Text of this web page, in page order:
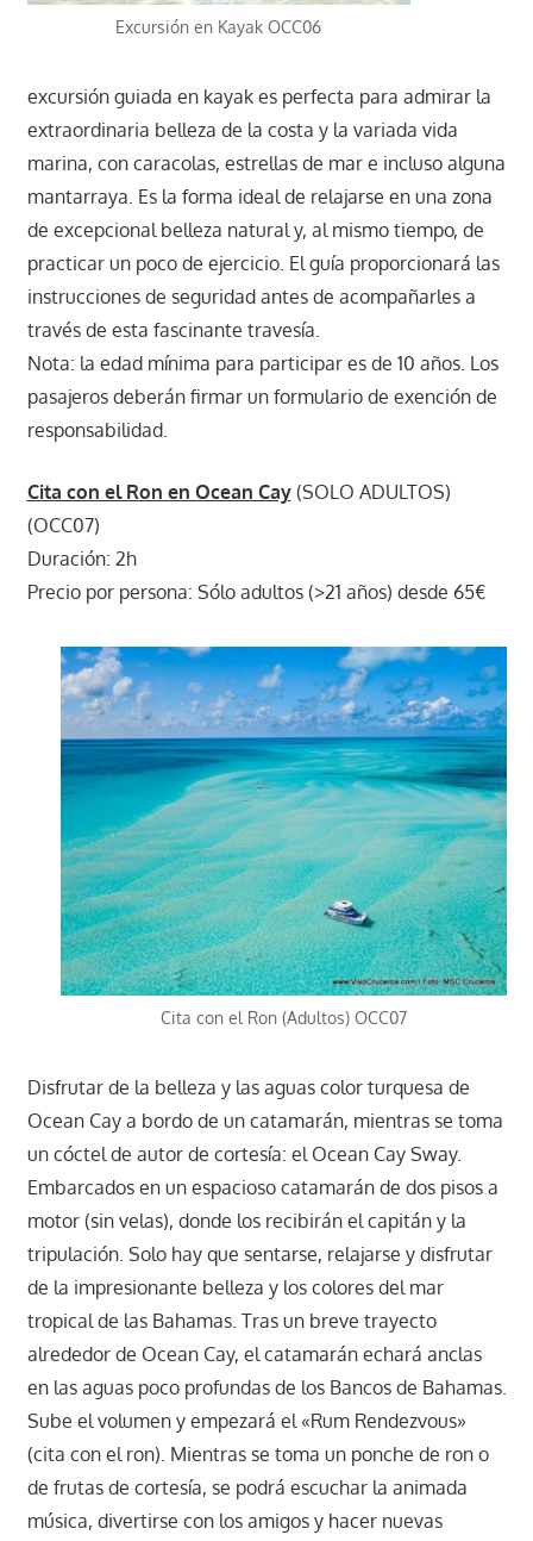
Excursión en Kayak OCC06
excursión guiada en kayak es perfecta para admirar la
extraordinaria belleza de la costa y la variada vida
marina, con caracolas, estrellas de mar e incluso alguna
mantarraya. Es la forma ideal de relajarse en una zona
de excepcional belleza natural y, al mismo tiempo, de
practicar un poco de ejercicio. El guía proporcionará las
instrucciones de seguridad antes de acompañarles a
través de esta fascinante travesía.
Nota: la edad mínima para participar es de 10 años. Los
pasajeros deberán firmar un formulario de exención de
responsabilidad.
Cita con el Ron en Ocean Cay(SOLO ADULTOS)
(OCC07)
Duración: 2h
Precio por persona: Sólo adultos (>21 años) desde 65€
Cita con el Ron (Adultos) OCC07
Disfrutar de la belleza y las aguas color turquesa de
Ocean Cay a bordo de un catamarán, mientras se toma
un cóctel de autor de cortesía: el Ocean Cay Sway.
Embarcados en un espacioso catamarán de dos pisos a
motor (sin velas), donde los recibirán el capitán y la
tripulación. Solo hay que sentarse, relajarse y disfrutar
de la impresionante belleza y los colores del mar
tropical de las Bahamas. Tras un breve trayecto
alrededor de Ocean Cay, el catamarán echará anclas
en las aguas poco profundas de los Bancos de Bahamas.
Sube el volumen y empezará el «Rum Rendezvous»
(cita con el ron). Mientras se toma un ponche de ron o
de frutas de cortesía, se podrá escuchar la animada
música, divertirse con los amigos y hacer nuevas